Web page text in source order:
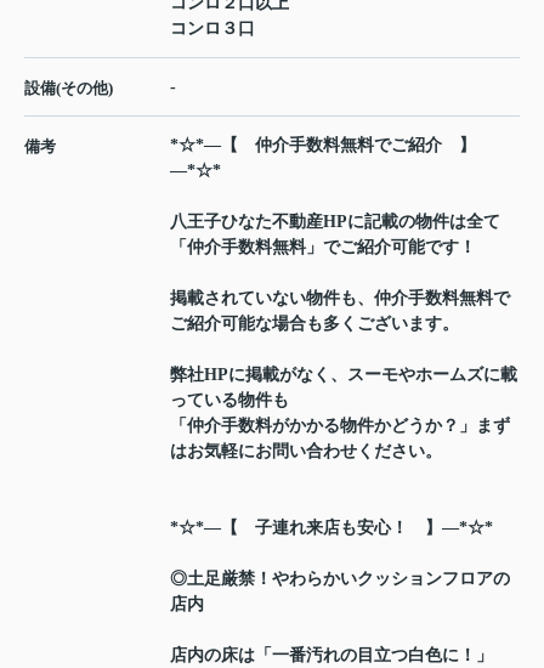
コンロ３口
設備(その他) -
備考
*☆*―【 仲介手数料無料でご紹介 】
―*☆*
八王子ひなた不動産HPに記載の物件は全て
「仲介手数料無料」でご紹介可能です！
掲載されていない物件も、仲介手数料無料で
ご紹介可能な場合も多くございます。
弊社HPに掲載がなく、スーモやホームズに載
っている物件も
「仲介手数料がかかる物件かどうか？」まず
はお気軽にお問い合わせください。
*☆*―【 子連れ来店も安心！ 】―*☆*
◎土足厳禁！やわらかいクッションフロアの
店内
店内の床は「一番汚れの目立つ白色に！」